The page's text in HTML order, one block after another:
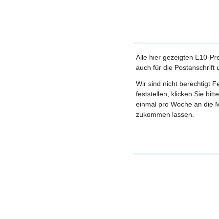
Alle hier gezeigten E10-
auch für die Postanschrift
Wir sind nicht berechtigt
feststellen, klicken Sie
einmal pro Woche an die
zukommen lassen.